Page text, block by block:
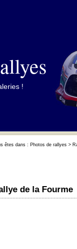
!
êtes dans : Photos de rallyes >
de la Fourme